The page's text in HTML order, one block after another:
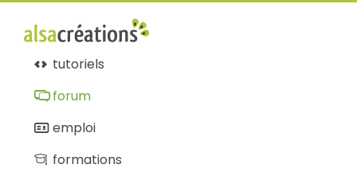
Forum
Alsacréations
tutoriels
forum
emploi
formations